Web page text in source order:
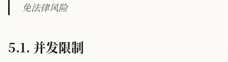
免法律风险
5.1. 并发限制